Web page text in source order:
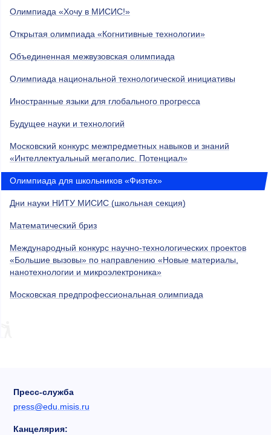
Олимпиада «Хочу в МИСИС!»
Открытая олимпиада «Когнитивные технологии»
Объединенная межвузовская олимпиада
Олимпиада национальной технологической инициативы
Иностранные языки для глобального прогресса
Будущее науки и технологий
Московский конкурс межпредметных навыков и знаний
«Интеллектуальный мегаполис. Потенциал»
Олимпиада для школьников «Физтех»
Дни науки НИТУ МИСИС (школьная секция)
Математический бриз
Международный конкурс научно-технологических проектов
«Большие вызовы» по направлению «Новые материалы,
нанотехнологии и микроэлектроника»
Московская предпрофессиональная олимпиада
Пресс-служба
press@edu.misis.ru
Канцелярия: